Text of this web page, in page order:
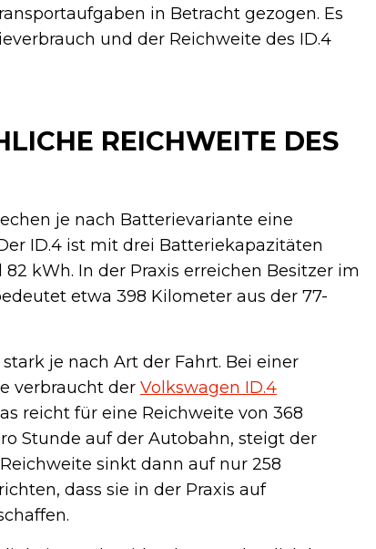
in Betracht gezogen. Es
und der Reichweite des ID.4
REICHWEITE DES I
je nach Batterievariante eine
ID.4 ist mit drei Batteriekapazitäten
kWh. In der Praxis erreichen Besitzer im
etwa 398 Kilometer aus der 77-
je nach Art der Fahrt. Bei einer
verbraucht der Volkswagen ID.4
reicht für eine Reichweite von 368
Stunde auf der Autobahn, steigt der
sinkt dann auf nur 258
dass sie in der Praxis auf